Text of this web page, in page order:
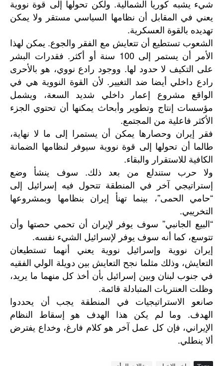
شيء يشبه كوريا الشمالية. ولكن تحولها إلى قوة نووية
يعني في المقابل أن نظامها السياسي مستقر ولا يمكن
تهديده بالقوة العسكرية.
الشعوب تستطيع أن تتعايش مع الفقر والجوع. يمكن لهذا
الأمر أن يستمر إلى 100 سنة أو أكثر. فقدرات البشر
على التكيف لا حدود لها. ووجود رادع نووي، هو بالأحرى
رادع داخلي أيضا ضد التغيير. لأن القوة النووية هي في
الواقع مشروع إعمار داخلي شديد السعة، ويشمل
مؤسسات إنتاج وتطوير وأبحاث يمكنها أن تحتوي الجزء
الأكثر فاعلية من المجتمع.
فقر إيران وحصارها يمكن أن يستمرا إلى ما لا نهاية،
طالما أن تحولها إلى قوة نووية سيوفر لنظامها الضمانة
الكافية للاستقرار والبقاء.
ولا حرب ستندلع من بعد ذلك. سوف ينشأ وضع
إستراتيجي آخر في المنطقة تتحول فيه إسرائيل إلى
“حامي الحمى”، بينما تهنأ إيران بنظامها وبمشروعها
التخريبي.
“البيع الجانبي” سوف يوفر لإيران أن تحمي حصتها وأن
تتوسع، كما أنه سوف يوفر لإسرائيل الشيء نفسه.
إيران نووية وإسرائيل نووية يعني أنهما تستطيعان
التعايش، وذلك مثلما نجح التعايش بين دويلة الولي الفقيه
في جنوب لبنان وبين إسرائيل بأن أخذ كل منهما ما يريد،
وظلت العنتريات المتبادلة قائمة.
صانعو الاستراتيجيات في المنطقة يجب أن
يحددوا
الهدف. وما لم يكن هذا الهدف هو إسقاط
النظام
الإيراني، فإن كل عمل آخر هو كلام فارغ، وخداع يفترض
ألا ينطلي.